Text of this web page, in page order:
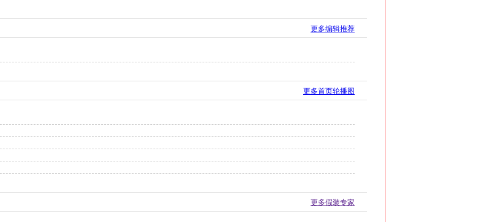
更多编辑推荐
更多首页轮播图
更多假装专家